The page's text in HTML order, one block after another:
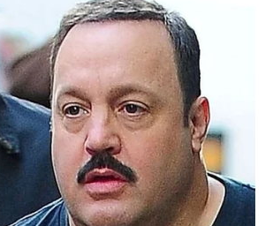
Ljubav se ili produbljuje, ili vi
želite da budete jedini koji voli.
vam može poslati:
i razume
sudbinski i nežno
ljubavne rane bez bola